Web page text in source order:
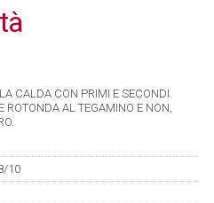
CALDA CON PRIMI E SECONDI.
ROTONDA AL TEGAMINO E NON,
10